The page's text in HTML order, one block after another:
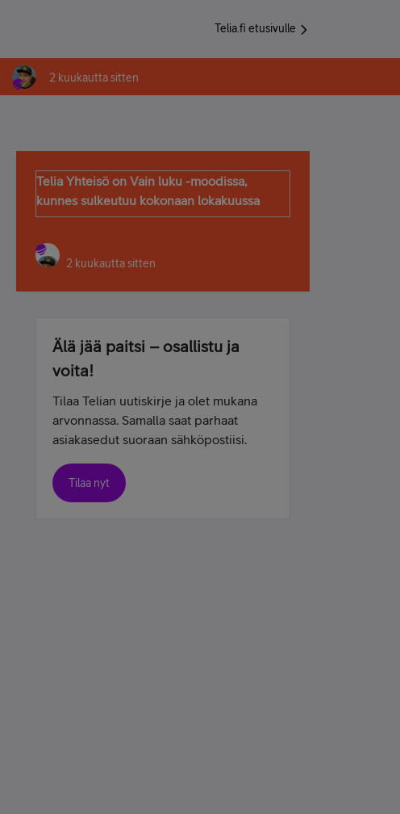
Telia.fi etusivulle
2 kuukautta sitten
Telia Yhteisö on Vain luku -moodissa,
kunnes sulkeutuu kokonaan lokakuussa
2 kuukautta sitten
Älä jää paitsi – osallistu ja
voita!
Tilaa Telian uutiskirje ja olet mukana
arvonnassa. Samalla saat parhaat
asiakasedut suoraan sähköpostiisi.
Tilaa nyt